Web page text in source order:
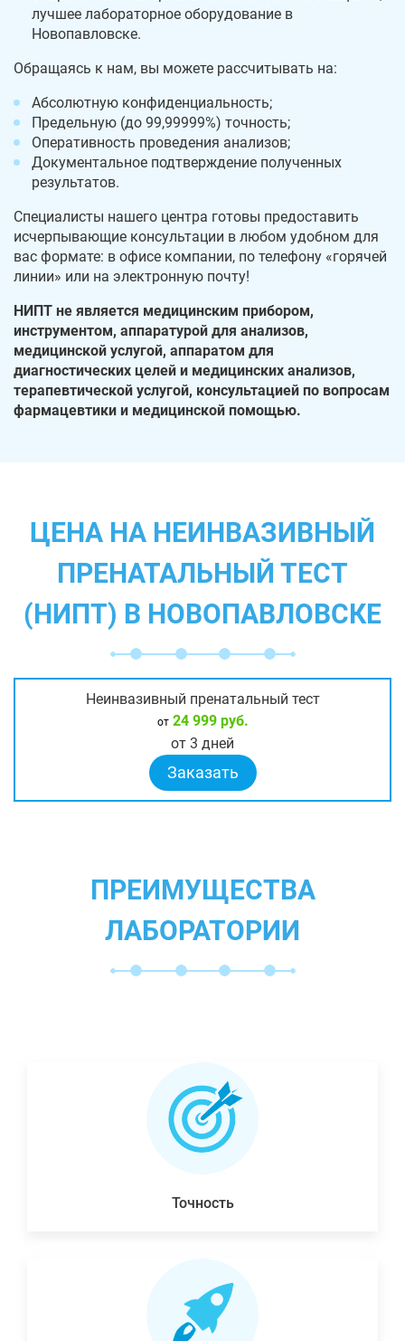
лучшее лабораторное оборудование в
Новопавловске.
Обращаясь к нам, вы можете рассчитывать на:
Абсолютную конфиденциальность;
Предельную (до 99,99999%) точность;
Оперативность проведения анализов;
Документальное подтверждение полученных
результатов.
Специалисты нашего центра готовы предоставить
исчерпывающие консультации в любом удобном для
вас формате: в офисе компании, по телефону «горячей
линии» или на электронную почту!
НИПТ не является медицинским прибором,
инструментом, аппаратурой для анализов,
медицинской услугой, аппаратом для
диагностических целей и медицинских анализов,
терапевтической услугой, консультацией по вопросам
фармацевтики и медицинской помощью.
ЦЕНА НА НЕИНВАЗИВНЫЙ
ПРЕНАТАЛЬНЫЙ ТЕСТ
(НИПТ) В НОВОПАВЛОВСКЕ
Неинвазивный пренатальный тест
от24 999 руб.
от 3 дней
Заказать
ПРЕИМУЩЕСТВА
ЛАБОРАТОРИИ
Точность